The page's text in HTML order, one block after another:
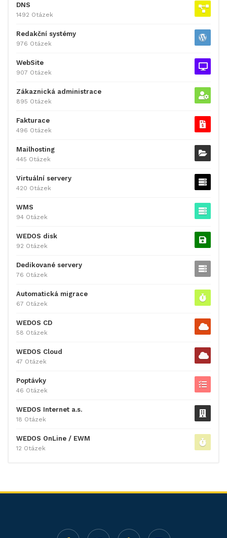
DNS
1492 Otázek
Redakční systémy
976 Otázek
WebSite
907 Otázek
Zákaznická administrace
895 Otázek
Fakturace
496 Otázek
Mailhosting
445 Otázek
Virtuální servery
420 Otázek
WMS
94 Otázek
WEDOS disk
92 Otázek
Dedikované servery
76 Otázek
Automatická migrace
67 Otázek
WEDOS CD
58 Otázek
WEDOS Cloud
47 Otázek
Poptávky
46 Otázek
WEDOS Internet a.s.
18 Otázek
WEDOS OnLine / EWM
12 Otázek